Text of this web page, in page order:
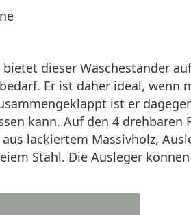
dieser Wäscheständer
Er ist daher ideal, wenn
ist er
kann. Auf den 4
lackiertem Massivholz,
Stahl. Die Ausleger